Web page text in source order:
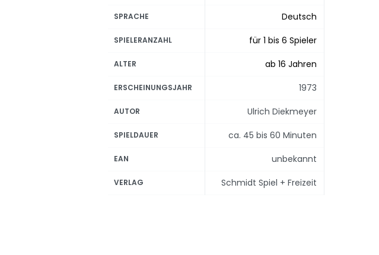
SPRACHE Deutsch
SPIELERANZAHL für 1 bis 6 Spieler
ALTER ab 16 Jahren
ERSCHEINUNGSJAHR 1973
AUTOR Ulrich Diekmeyer
SPIELDAUER ca. 45 bis 60 Minuten
EAN unbekannt
VERLAG Schmidt Spiel + Freizeit